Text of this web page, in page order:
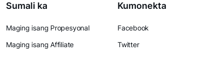
Sumali ka
Maging isang Propesyonal
Maging isang Affiliate
Kumonekta
Facebook
Twitter